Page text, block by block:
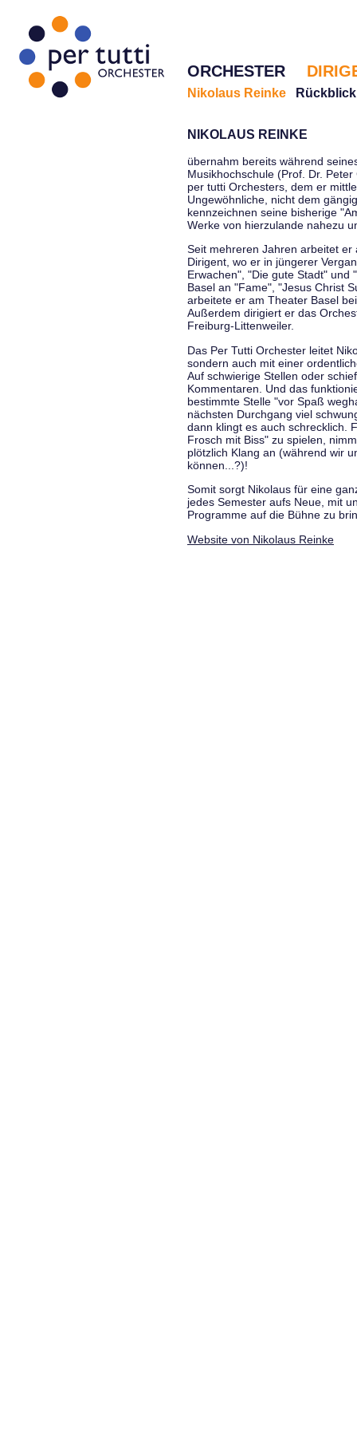
ORCHESTER
Nikolaus Reinke Rückblick
NIKOLAUS REINKE
übernahm bereits während
Musikhochschule (Prof. Dr.
per tutti Orchesters, dem er
Ungewöhnliche, nicht dem
kennzeichnen seine bisherige
Werke von hierzulande nahezu
Seit mehreren Jahren arbeitet
Dirigent, wo er in jüngerer
Erwachen", "Die gute Stadt" und
Basel an "Fame", "Jesus Christ
arbeitete er am Theater Basel
Außerdem dirigiert er das
Freiburg-Littenweiler.
Das Per Tutti Orchester leitet
sondern auch mit einer
Auf schwierige Stellen oder
Kommentaren. Und das
bestimmte Stelle "vor Spaß
nächsten Durchgang viel
dann klingt es auch schrecklich.
Frosch mit Biss" zu spielen,
plötzlich Klang an (während wir
können...?)!
Somit sorgt Nikolaus für eine
jedes Semester aufs Neue, mit
Programme auf die Bühne zu
Website von Nikolaus Reinke